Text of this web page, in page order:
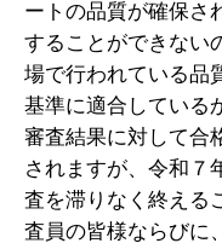
ートの品質が確保さ
することができない
場で行われている品
基準に適合している
審査結果に対して合
されますが、令和７
査を滞りなく終える
査員の皆様ならびに